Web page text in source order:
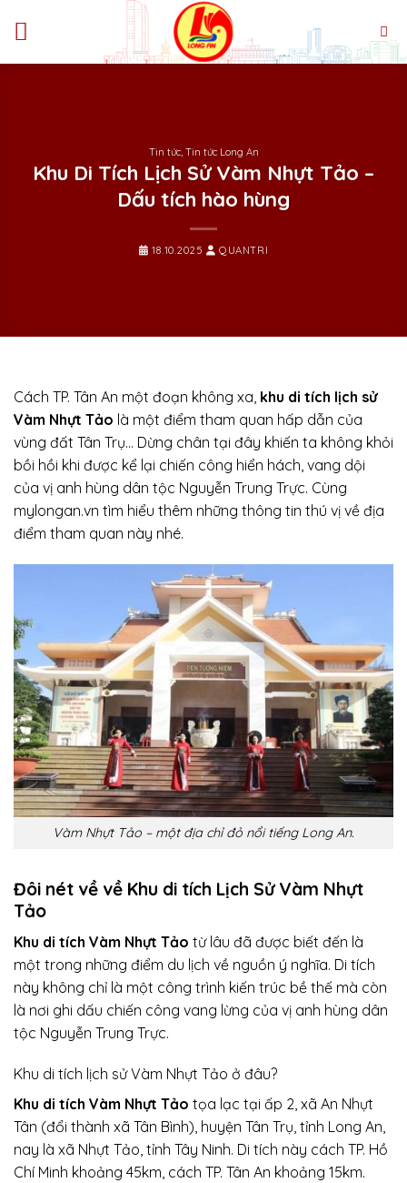
Tin tức, Tin tức Long An
Khu Di Tích Lịch Sử Vàm Nhựt Tảo –
Dấu tích hào hùng
18.10.2025 QUANTRI
Cách TP. Tân An một đoạn không xa, khu di tích lịch sử
Vàm Nhựt Tảo là một điểm tham quan hấp dẫn của
vùng đất Tân Trụ… Dừng chân tại đây khiến ta không khỏi
bồi hồi khi được kể lại chiến công hiển hách, vang dội
của vị anh hùng dân tộc Nguyễn Trung Trực. Cùng
mylongan.vn tìm hiểu thêm những thông tin thú vị về địa
điểm tham quan này nhé.
Vàm Nhựt Tảo – một địa chỉ đỏ nổi tiếng Long An.
Đôi nét về về Khu di tích Lịch Sử Vàm Nhựt
Tảo
Khu di tích Vàm Nhựt Tảo từ lâu đã được biết đến là
một trong những điểm du lịch về nguồn ý nghĩa. Di tích
này không chỉ là một công trình kiến trúc bề thế mà còn
là nơi ghi dấu chiến công vang lừng của vị anh hùng dân
tộc Nguyễn Trung Trực.
Khu di tích lịch sử Vàm Nhựt Tảo ở đâu?
Khu di tích Vàm Nhựt Tảo tọa lạc tại ấp 2, xã An Nhựt
Tân (đổi thành xã Tân Bình), huyện Tân Trụ, tỉnh Long An,
nay là xã Nhựt Tảo, tỉnh Tây Ninh. Di tích này cách TP. Hồ
Chí Minh khoảng 45km, cách TP. Tân An khoảng 15km.